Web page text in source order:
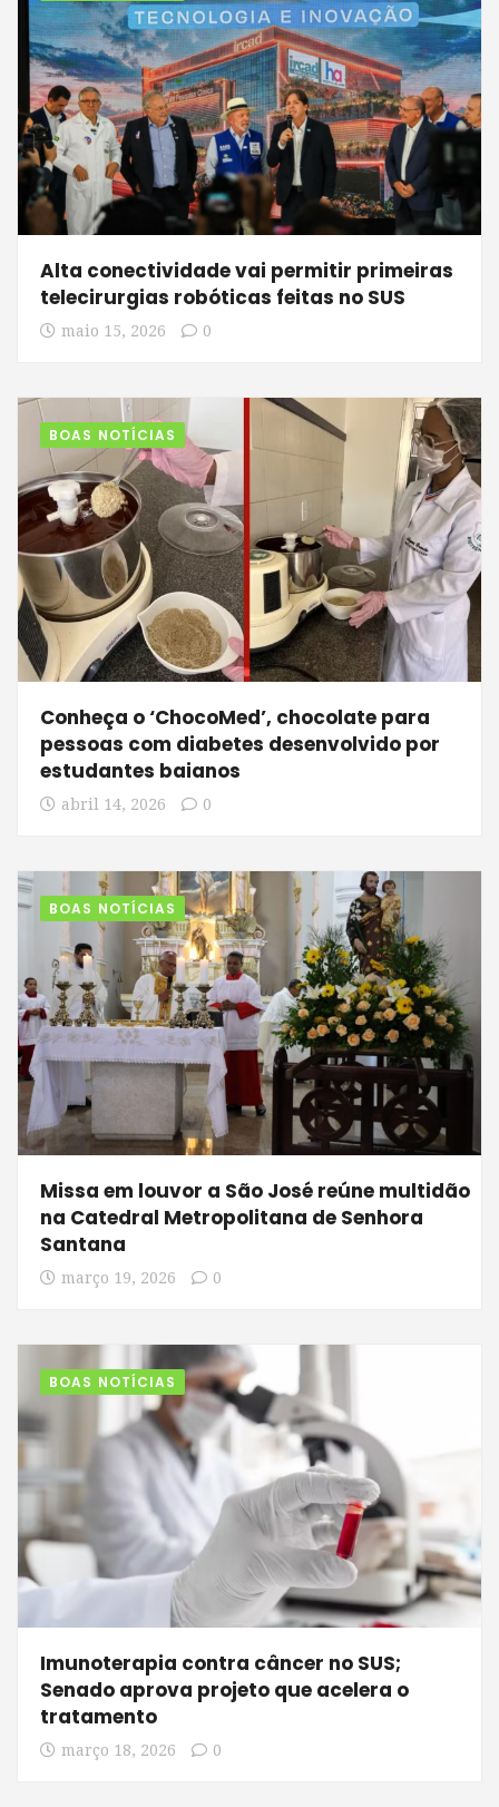
Alta conectividade vai permitir primeiras
telecirurgias robóticas feitas no SUS
maio 15, 2026 0
BOAS NOTÍCIAS
Conheça o ‘ChocoMed’, chocolate para
pessoas com diabetes desenvolvido por
estudantes baianos
abril 14, 2026 0
BOAS NOTÍCIAS
Missa em louvor a São José reúne multidão
na Catedral Metropolitana de Senhora
Santana
março 19, 2026 0
BOAS NOTÍCIAS
Imunoterapia contra câncer no SUS;
Senado aprova projeto que acelera o
tratamento
março 18, 2026 0